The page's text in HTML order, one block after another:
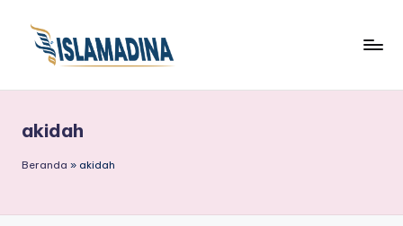
akidah
Beranda » akidah